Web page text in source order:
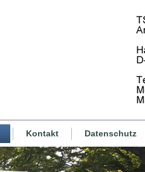
Kontakt Datenschutz